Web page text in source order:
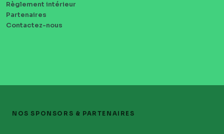
PIED
DE
Règlement intérieur
Partenaires
Contactez-nous
NOS SPONSORS & PARTENAIRES